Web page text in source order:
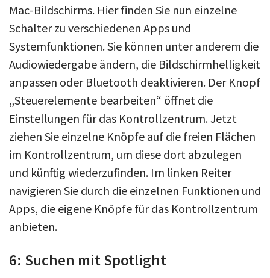
Mac-Bildschirms. Hier finden Sie nun einzelne
Schalter zu verschiedenen Apps und
Systemfunktionen. Sie können unter anderem die
Audiowiedergabe ändern, die Bildschirmhelligkeit
anpassen oder Bluetooth deaktivieren. Der Knopf
„Steuerelemente bearbeiten“ öffnet die
Einstellungen für das Kontrollzentrum. Jetzt
ziehen Sie einzelne Knöpfe auf die freien Flächen
im Kontrollzentrum, um diese dort abzulegen
und künftig wiederzufinden. Im linken Reiter
navigieren Sie durch die einzelnen Funktionen und
Apps, die eigene Knöpfe für das Kontrollzentrum
anbieten.
6: Suchen mit Spotlight